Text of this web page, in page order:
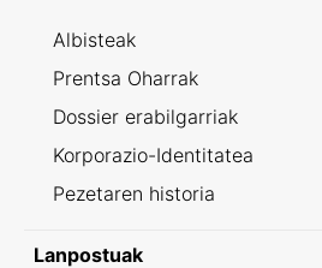
Albisteak
Prentsa Oharrak
Dossier erabilgarriak
Korporazio-Identitatea
Pezetaren historia
Lanpostuak